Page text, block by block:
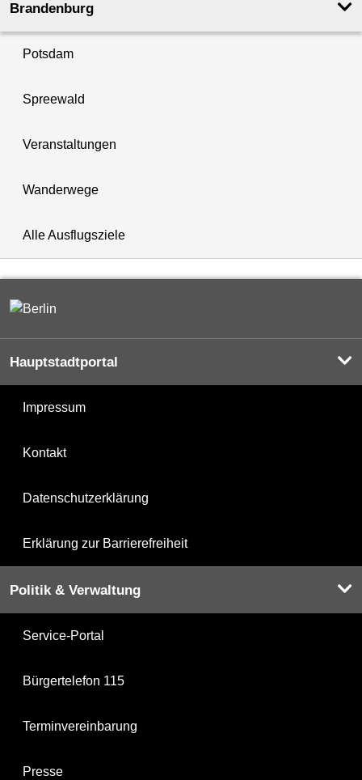
Brandenburg
Potsdam
Spreewald
Veranstaltungen
Wanderwege
Alle Ausflugsziele
Hauptstadtportal
Impressum
Kontakt
Datenschutzerklärung
Erklärung zur Barrierefreiheit
Politik & Verwaltung
Service-Portal
Bürgertelefon 115
Terminvereinbarung
Presse